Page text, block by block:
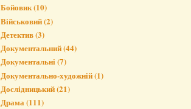
Бойовик(10)
Військовий(2)
Детектив(3)
Документальний(44)
Документальні(7)
Документально-художній(1)
Дослідницький(21)
Драма(111)